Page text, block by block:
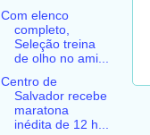
Com elenco
completo,
Seleção treina
de olho no ami...
Centro de
Salvador recebe
maratona
inédita de 12 h...